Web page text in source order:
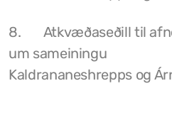
8. Atkvæðaseðill til
um
Kaldrananeshrepps og
Líkamsræktarstöð Drangsness
Pottarnir á Drangsnesi